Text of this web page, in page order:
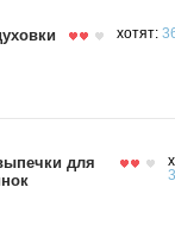
хотят:
для